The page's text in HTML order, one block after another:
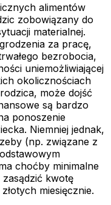
alimentów
zobowiązany do
materialnej.
za pracę,
bezrobocia,
uniemożliwiającej
okolicznościach
może dojść
są bardzo
ponoszenie
Niemniej jednak,
(np. związane z
choćby minimalne
kwotę
miesięcznie.